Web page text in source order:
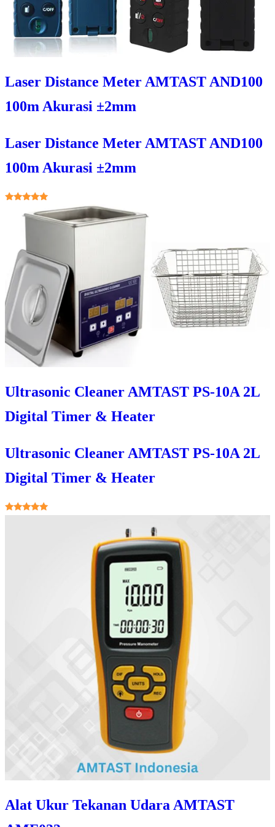
Laser Distance Meter AMTAST AND100
100m Akurasi ±2mm
Laser Distance Meter AMTAST AND100
100m Akurasi ±2mm
Ultrasonic Cleaner AMTAST PS-10A 2L
Digital Timer & Heater
Ultrasonic Cleaner AMTAST PS-10A 2L
Digital Timer & Heater
Alat Ukur Tekanan Udara AMTAST